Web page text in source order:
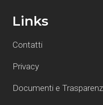
Links
Contatti
Privacy
Documenti e